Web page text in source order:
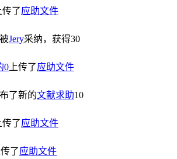
传了应助文件
被Jery采纳，获得30
0 上传了应助文件
了新的文献求助10
传了应助文件
传了应助文件